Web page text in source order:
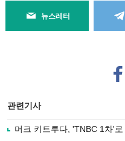
뉴스레터
페
이
로
기
관련기사
머크 키트루다, 'TNBC 1차'